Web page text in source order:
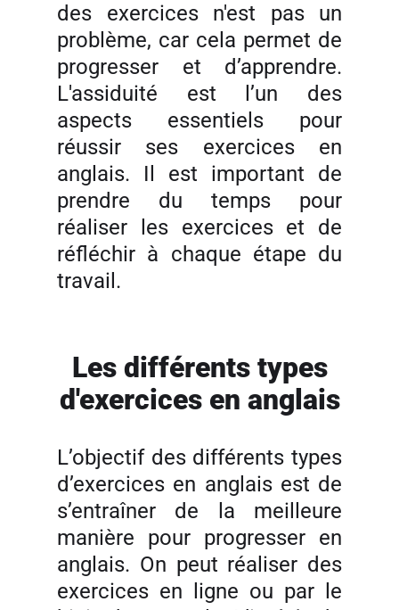
des exercices n'est pas un
problème, car cela permet de
progresser et d’apprendre.
L'assiduité est l’un des
aspects essentiels pour
réussir ses exercices en
anglais. Il est important de
prendre du temps pour
réaliser les exercices et de
réfléchir à chaque étape du
travail.
Les différents types
d'exercices en anglais
L’objectif des différents types
d’exercices en anglais est de
s’entraîner de la meilleure
manière pour progresser en
anglais. On peut réaliser des
exercices en ligne ou par le